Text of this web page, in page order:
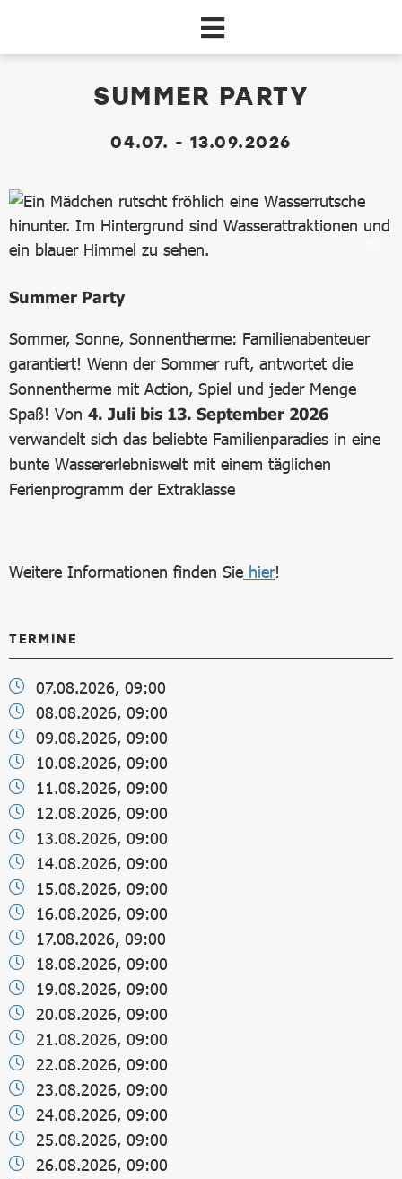
SUMMER PARTY
04.07. - 13.09.2026
Summer Party
Sommer, Sonne, Sonnentherme: Familienabenteuer
garantiert! Wenn der Sommer ruft, antwortet die
Sonnentherme mit Action, Spiel und jeder Menge
Spaß! Von 4. Juli bis 13. September 2026
verwandelt sich das beliebte Familienparadies in eine
bunte Wassererlebniswelt mit einem täglichen
Ferienprogramm der Extraklasse
Weitere Informationen finden Sie hier!
TERMINE
07.08.2026, 09:00
08.08.2026, 09:00
09.08.2026, 09:00
10.08.2026, 09:00
11.08.2026, 09:00
12.08.2026, 09:00
13.08.2026, 09:00
14.08.2026, 09:00
15.08.2026, 09:00
16.08.2026, 09:00
17.08.2026, 09:00
18.08.2026, 09:00
19.08.2026, 09:00
20.08.2026, 09:00
21.08.2026, 09:00
22.08.2026, 09:00
23.08.2026, 09:00
24.08.2026, 09:00
25.08.2026, 09:00
26.08.2026, 09:00